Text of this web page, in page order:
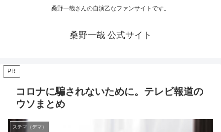
桑野一哉さんの自演乙なファンサイトです。
桑野一哉 公式サイト
PR
コロナに騙されないために。テレビ報道の
ウソまとめ
ステマ（デマ）